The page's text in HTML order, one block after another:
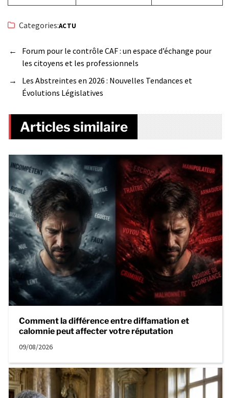
Categories:ACTU
←
Forum pour le contrôle CAF : un espace d’échange pour
les citoyens et les professionnels
→
Les Abstreintes en 2026 : Nouvelles Tendances et
Évolutions Législatives
Articles similaire
Comment la différence entre diffamation et
calomnie peut affecter votre réputation
09/08/2026